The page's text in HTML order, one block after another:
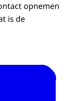
opnemen
is de